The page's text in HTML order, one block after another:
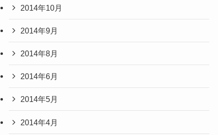
2014年10月
2014年9月
2014年8月
2014年6月
2014年5月
2014年4月